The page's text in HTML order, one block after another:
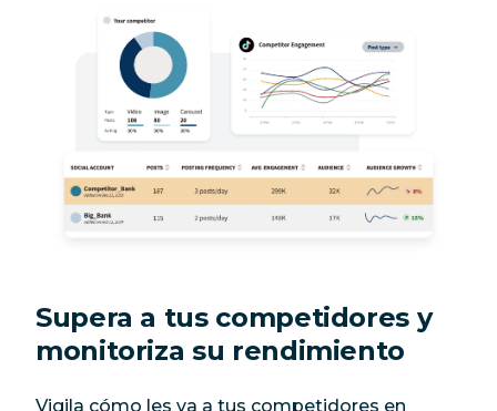
Supera a tus competidores y
monitoriza su rendimiento
Vigila cómo les va a tus competidores en